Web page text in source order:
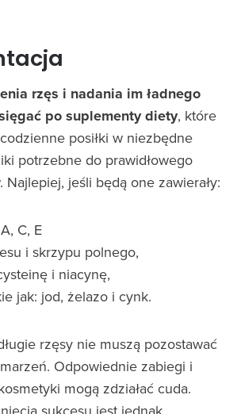
rzęs i nadania im ładnego
po suplementy diety, które
posiłki w niezbędne
potrzebne do prawidłowego
Najlepiej, jeśli będą one zawierały:
C, E
i skrzypu polnego,
i niacynę,
jak: jod, żelazo i cynk.
rzęsy nie muszą pozostawać
Odpowiednie zabiegi i
mogą zdziałać cuda.